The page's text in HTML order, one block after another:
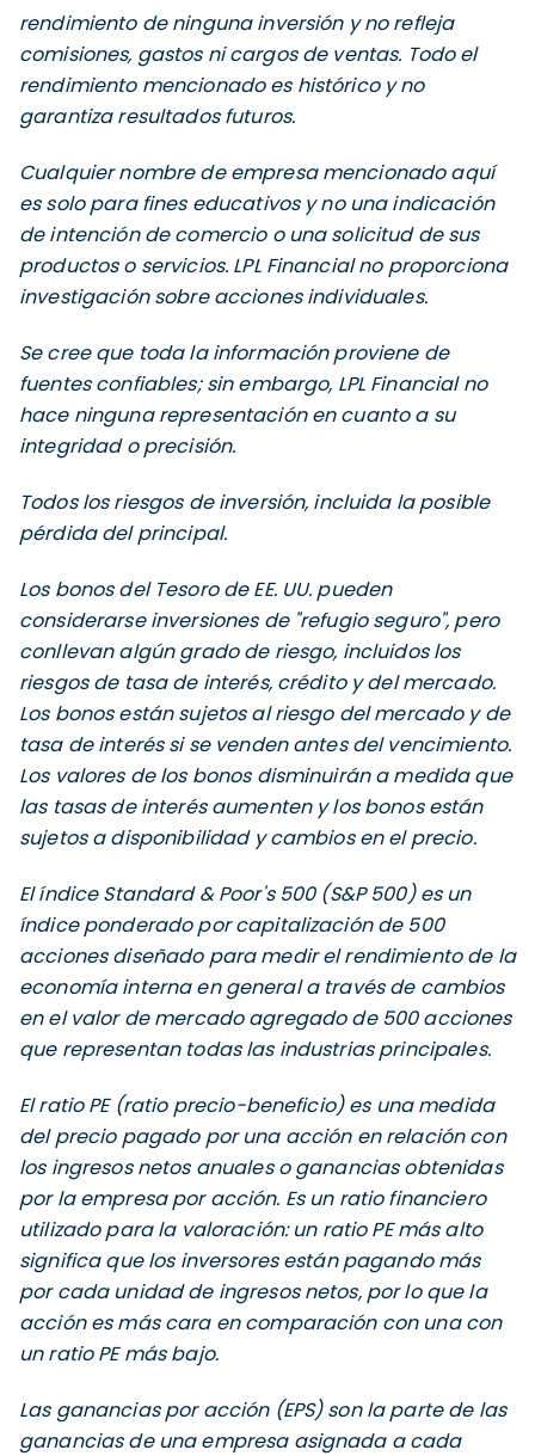
rendimiento de ninguna inversión y no refleja
comisiones, gastos ni cargos de ventas. Todo el
rendimiento mencionado es histórico y no
garantiza resultados futuros.
Cualquier nombre de empresa mencionado aquí
es solo para fines educativos y no una indicación
de intención de comercio o una solicitud de sus
productos o servicios. LPL Financial no proporciona
investigación sobre acciones individuales.
Se cree que toda la información proviene de
fuentes confiables; sin embargo, LPL Financial no
hace ninguna representación en cuanto a su
integridad o precisión.
Todos los riesgos de inversión, incluida la posible
pérdida del principal.
Los bonos del Tesoro de EE. UU. pueden
considerarse inversiones de "refugio seguro", pero
conllevan algún grado de riesgo, incluidos los
riesgos de tasa de interés, crédito y del mercado.
Los bonos están sujetos al riesgo del mercado y de
tasa de interés si se venden antes del vencimiento.
Los valores de los bonos disminuirán a medida que
las tasas de interés aumenten y los bonos están
sujetos a disponibilidad y cambios en el precio.
El índice Standard & Poor's 500 (S&P 500) es un
índice ponderado por capitalización de 500
acciones diseñado para medir el rendimiento de la
economía interna en general a través de cambios
en el valor de mercado agregado de 500 acciones
que representan todas las industrias principales.
El ratio PE (ratio precio-beneficio) es una medida
del precio pagado por una acción en relación con
los ingresos netos anuales o ganancias obtenidas
por la empresa por acción. Es un ratio financiero
utilizado para la valoración: un ratio PE más alto
significa que los inversores están pagando más
por cada unidad de ingresos netos, por lo que la
acción es más cara en comparación con una con
un ratio PE más bajo.
Las ganancias por acción (EPS) son la parte de las
ganancias de una empresa asignada a cada